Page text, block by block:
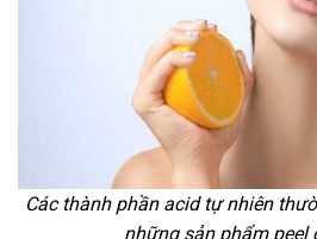
Các thành phần acid tự nhiên
những sản phẩm peel